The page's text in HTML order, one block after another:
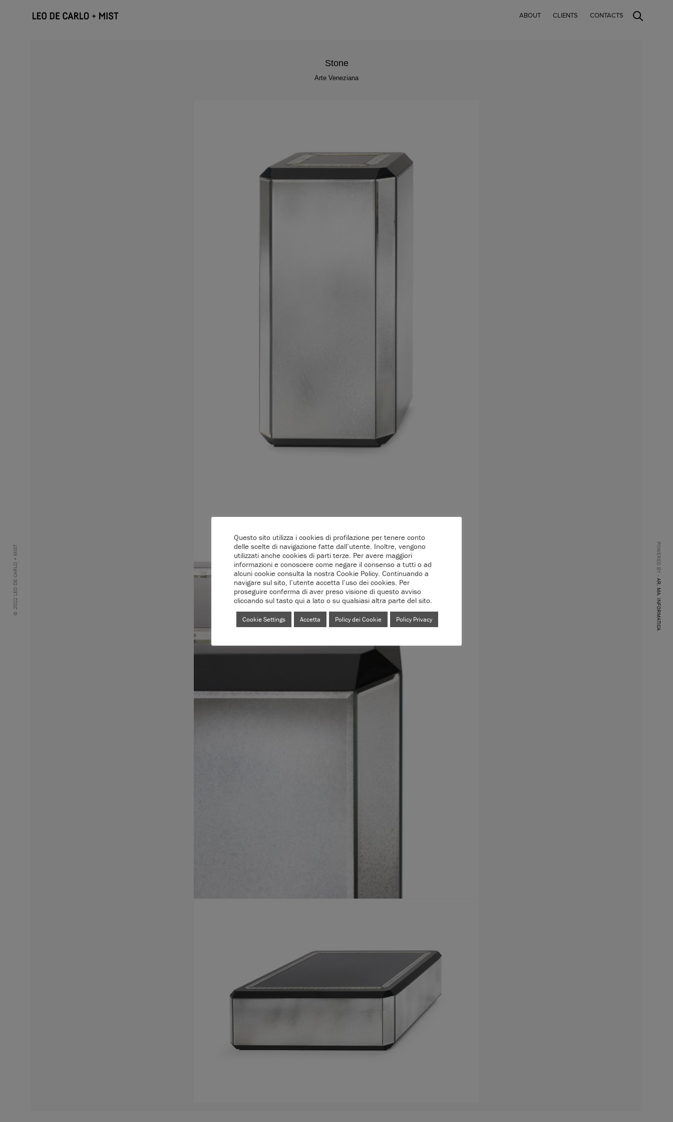
ABOUT CLIENTS CONTACTS
© 2022 LEO DE CARLO + MIST POWERED BY -
AR. MA. INFORMATICA
Stone
Arte Veneziana
Questo sito utilizza i cookies di profilazione per tenere conto
delle scelte di navigazione fatte dall’utente. Inoltre, vengono
utilizzati anche cookies di parti terze. Per avere maggiori
informazioni e conoscere come negare il consenso a tutti o ad
alcuni cookie consulta la nostra Cookie Policy. Continuando a
navigare sul sito, l’utente accetta l’uso dei cookies. Per
proseguire conferma di aver preso visione di questo avviso
cliccando sul tasto qui a lato o su qualsiasi altra parte del sito.
Cookie Settings Accetta Policy dei Cookie Policy Privacy